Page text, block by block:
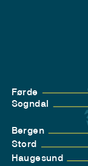
Førde
Sogndal
Bergen
Stord
Haugesund